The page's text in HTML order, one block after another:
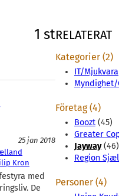
1 st
25 jan 2018
Kron
med
De
RELATERAT
Kategorier (2)
IT/Mjukvara
Företag (4)
Boozt (45)
Greater
Jayway(46)
Region
Personer (4)